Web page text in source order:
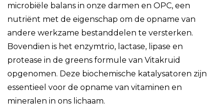
microbiële balans in onze darmen en OPC, een
nutriënt met de eigenschap om de opname van
andere werkzame bestanddelen te versterken.
Bovendien is het enzymtrio, lactase, lipase en
protease in de greens formule van Vitakruid
opgenomen. Deze biochemische katalysatoren zijn
essentieel voor de opname van vitaminen en
mineralen in ons lichaam.